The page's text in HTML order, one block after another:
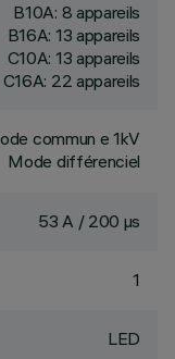
B10A: 8 appareils
B16A: 13 appareils
C10A: 13 appareils
C16A: 22 appareils
commun e 1kV
Mode différenciel
53 A / 200 µs
1
LED